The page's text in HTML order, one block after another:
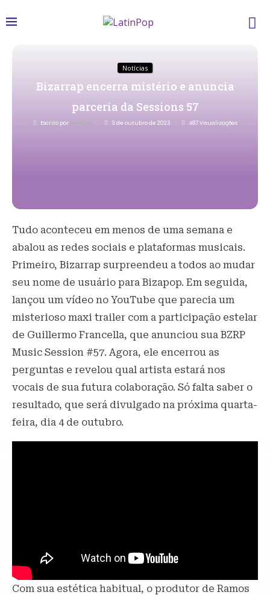
Notícias
Bizarrap encerra mistério e anuncia
parceria da Sessions 57
Escrito por Redacao 3 de outubro de 2023 487Visualizações
Tudo aconteceu em menos de uma semana e
abalou as redes sociais e plataformas musicais.
Primeiro, Bizarrap surpreendeu a todos ao mudar
seu nome de usuário para Bizapop. Em seguida,
lançou um vídeo no YouTube que parecia um
misterioso maxi trailer com a participação estelar
de Guillermo Francella, que anunciou sua BZRP
Music Session #57. Agora, ele encerrou as
perguntas e revelou qual artista estará nos
vocais de sua futura colaboração. Só falta saber o
resultado, que será divulgado na próxima quarta-
feira, dia 4 de outubro.
Com sua estética habitual, o produtor de Ramos